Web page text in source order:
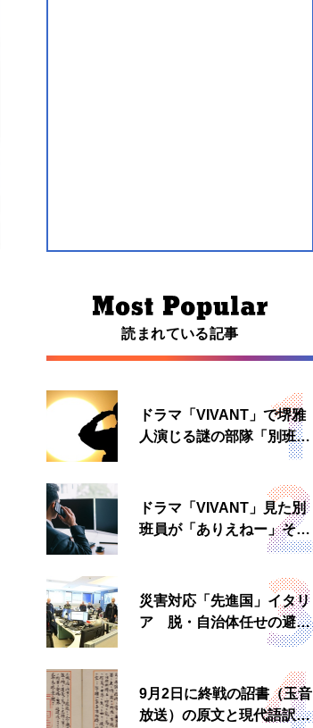
読まれている記事
ドラマ「VIVANT」で堺雅
人演じる謎の部隊「別班」
は実在する？内情知る人物
ドラマ「VIVANT」見た別
班員が「ありえねー」その
理由とは 非公然組織ゆえ
災害対応「先進国」イタリ
ア 脱・自治体任せの避難
所運営、被災者への温かい
9月2日に終戦の詔書（玉音
放送）の原文と現代語訳を